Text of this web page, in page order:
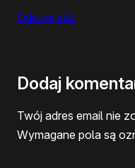
Odpowiedz
Dodaj
Twój adres email nie
Wymagane pola są